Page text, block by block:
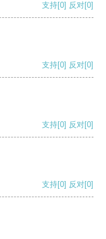
支持[0] 反对[0]
支持[0] 反对[0]
支持[0] 反对[0]
支持[0] 反对[0]